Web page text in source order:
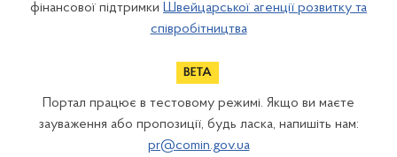
фінансової підтримки Швейцарської агенції розвитку та
співробітництва
Портал працює в тестовому режимі. Якщо ви маєте
зауваження або пропозиції, будь ласка, напишіть нам:
pr@comin.gov.ua